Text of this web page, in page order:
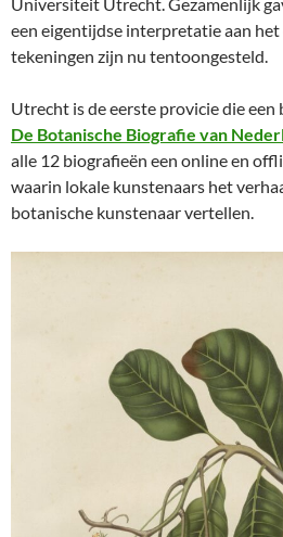
Universiteit Utrecht. Gezamenlijk
een eigentijdse interpretatie aan het
tekeningen zijn nu tentoongesteld.
Utrecht is de eerste provicie die een
De Botanische Biografie van
alle 12 biografieën een online en
waarin lokale kunstenaars het
botanische kunstenaar vertellen.